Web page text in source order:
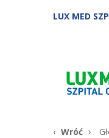
LUX MED
Wróć